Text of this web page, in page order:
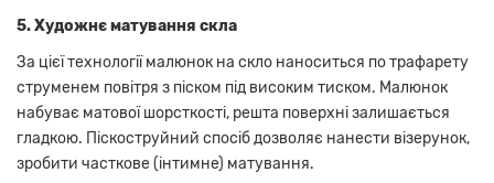
5. Художнє матування скла
За цієї технології малюнок на скло наноситься по трафарету
струменем повітря з піском під високим тиском. Малюнок
набуває матової шорсткості, решта поверхні залишається
гладкою. Піскоструйний спосіб дозволяє нанести візерунок,
зробити часткове (інтимне) матування.